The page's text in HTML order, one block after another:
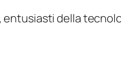
della